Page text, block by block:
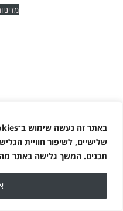
באתר זה נעשה שימוש ב־
שלישיים, לשיפור חוויית
תכנים. המשך גלישה באתר